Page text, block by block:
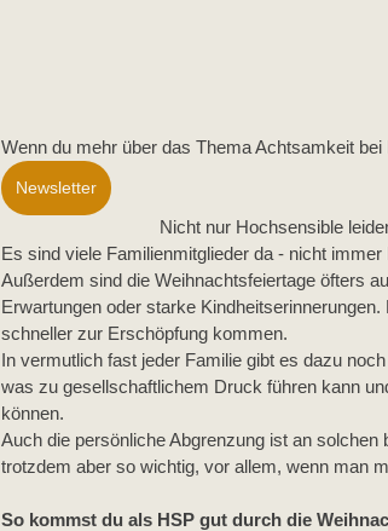
Wenn du mehr über das Thema Achtsamkeit
Newsletter
Nicht nur Hochsensible
Es sind viele Familienmitglieder da - nicht
Außerdem sind die Weihnachtsfeiertage öfters
Erwartungen oder starke
schneller zur Erschöpfung kommen.
In vermutlich fast jeder Familie gibt es dazu
was zu gesellschaftlichem Druck führen kann
können.
Auch die persönliche Abgrenzung ist an
trotzdem aber so wichtig, vor allem, wenn man
So kommst du als HSP gut durch die